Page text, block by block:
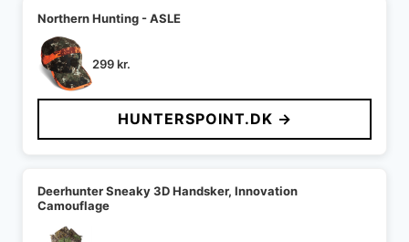
Northern Hunting - ASLE
299kr.
HUNTERSPOINT.DK →
Deerhunter Sneaky 3D Handsker, Innovation
Camouflage